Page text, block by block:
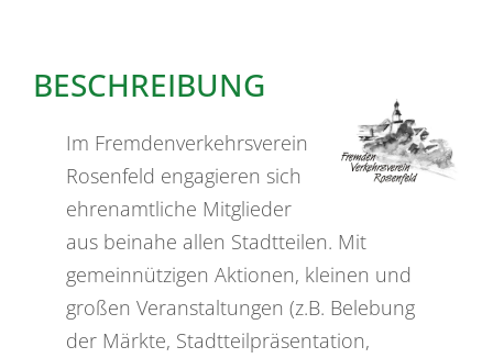
BESCHREIBUNG
Im Fremdenverkehrsverein
Rosenfeld engagieren sich
ehrenamtliche Mitglieder
aus beinahe allen Stadtteilen. Mit
gemeinnützigen Aktionen, kleinen und
großen Veranstaltungen (z.B. Belebung
der Märkte, Stadtteilpräsentation,